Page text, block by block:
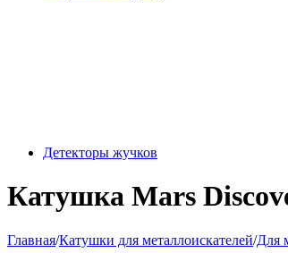
Детекторы жучков
Катушка Mars
Главная/Катушки для металлоискателей/Для